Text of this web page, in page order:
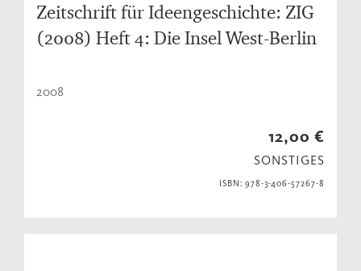
Zeitschrift für Ideengeschichte: ZIG
(2008) Heft 4: Die Insel West-Berlin
2008
12,00 €
SONSTIGES
ISBN: 978-3-406-57267-8